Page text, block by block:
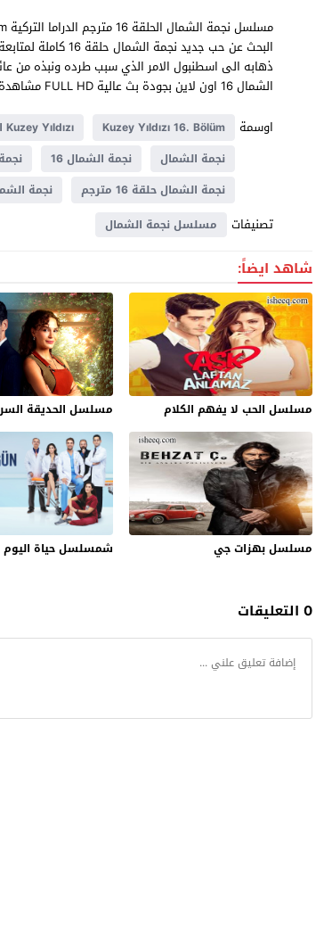
البحث عن حب جديد
الشمال 16 اون لاين بجودة بث عالية FULL HD مشاهدة ممتعه بمشغلات متعدده وحصرية من موقع قصة عشق .
اوسمة
Kuzey Yıldızı 16. Bölüm Kuzey Yıldızı الحلقة 16
نجمة الشمال
نجمة الشمال 16
نجمة الشمال حلقة 16 مترجم
نجمة
تصنيفات مسلسل نجمة الشمال
شاهد ايضاً:
مسلسل الحب لا يفهم الكلام مسلسل الحديقة
مسلسل بهزات جي شمسلسل حياة اليوم
0 التعليقات